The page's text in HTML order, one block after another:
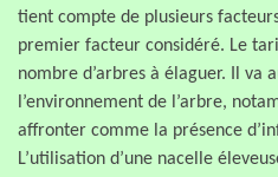
tient compte de plusieurs
premier facteur considéré. Le
nombre d’arbres à élaguer. Il va
l’environnement de l’arbre,
affronter comme la présence
L’utilisation d’une nacelle